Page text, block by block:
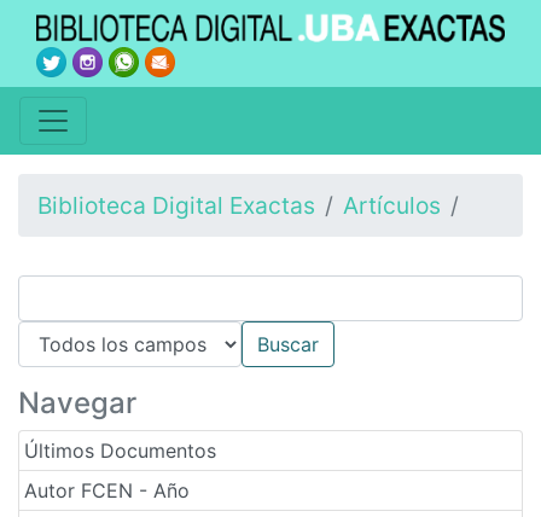
Biblioteca Digital Exactas Artículos
Navegar
Últimos Documentos
Autor FCEN - Año